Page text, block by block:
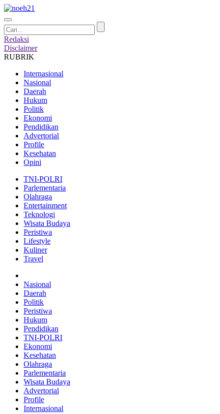
Redaksi
Disclaimer
RUBRIK
Internasional
Nasional
Daerah
Hukum
Politik
Ekonomi
Pendidikan
Advertorial
Profile
Kesehatan
Opini
TNI-POLRI
Parlementaria
Olahraga
Entertainment
Teknologi
Wisata Budaya
Peristiwa
Lifestyle
Kuliner
Travel
Nasional
Daerah
Politik
Peristiwa
Hukum
Pendidikan
TNI-POLRI
Ekonomi
Kesehatan
Olahraga
Parlementaria
Wisata Budaya
Advertorial
Profile
Internasional